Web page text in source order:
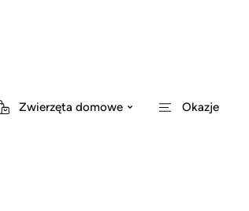
Zwierzęta domowe Okazje